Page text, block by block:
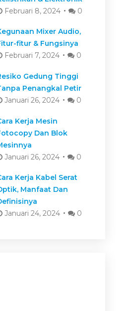
Februari 8, 2024
0
Mixer Audio,
fitur & Fungsinya
Februari 7, 2024
0
Gedung Tinggi
Penangkal Petir
Januari 26, 2024
0
Kerja Mesin
Dan Blok
Januari 26, 2024
0
Kerja Kabel Serat
Manfaat Dan
Januari 24, 2024
0